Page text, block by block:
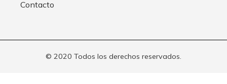
Contacto
© 2020 Todos los derechos reservados.